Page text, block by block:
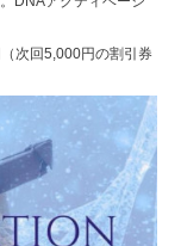
回5,000円の割引券